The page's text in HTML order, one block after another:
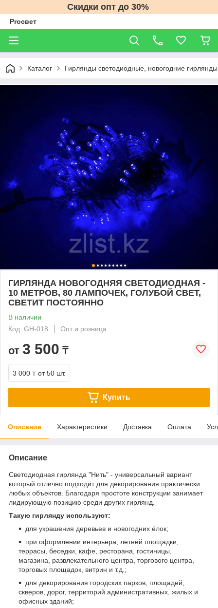
Скидки опт до 30%
Proсвет
Каталог Гирлянды светодиодные, новогодние
ГИРЛЯНДА НОВОГОДНЯЯ СВЕТОДИОДНАЯ -
10 МЕТРОВ, 80 ЛАМПОЧЕК, ГОЛУБОЙ СВЕТ,
СВЕТИТ ПОСТОЯННО
В наличии
Код: GH-018
Опт и розница
от 3 500 ₸
3 000 ₸ от 50 шт.
Купить
Описание Характеристики Доставка Оплата
Описание
Светодиодная гирлянда "Нить" - универсальный вариант
который отлично подходит для декорирования практически
любых объектов. Благодаря простоте конструкции занимает
лидирующую позицию среди других гирлянд.
Такую гирлянду используют:
для украшения деревьев и новогодних ёлок;
при оформлении интерьера, летней площадки,
террасы, беседки, кафе, ресторана, гостиницы,
магазина, развлекательного центра, торгового центра,
торговых площадок, витрин и т.д.;
для декорирования городских парков, площадей,
скверов, дорог, территорий административных, жилых и
офисных зданий;